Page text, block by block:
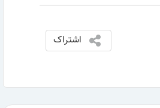
اشتراک